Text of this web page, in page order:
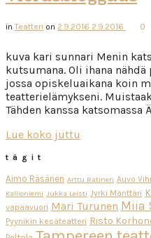
inTeatteri on 2.9.2016 2.9.2016 0
kuva kari sunnari Menin
kutsumana. Oli ihana
jossa opiskeluaikana koin
teatterielämykseni.
Tähden kanssa
Lue koko juttu
tägit
Aimo Räsänen Arttu Ratinen Auvo
Kallioniemi Jukka Leisti Jyrki Mänttäri
vapaavuori Mari Turunen Miia
Pyynikin kesäteatteri Risto